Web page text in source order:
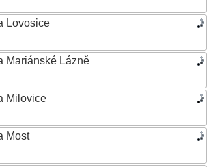
Lovosice
Mariánské Lázně
Milovice
Most